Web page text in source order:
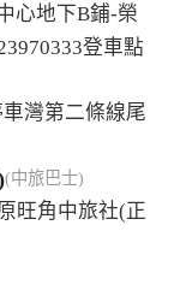
心地下B鋪-榮
登車點
灣第二條線尾
(中旅巴士)
旺角中旅社(正